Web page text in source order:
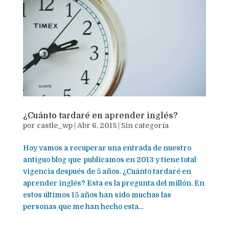
¿Cuánto tardaré en aprender inglés?
por castle_wp| Abr 6, 2018| Sin categoría
Hoy vamos a recuperar una entrada de nuestro
antiguo blog que publicamos en 2013 y tiene total
vigencia después de 5 años. ¿Cuánto tardaré en
aprender inglés? Esta es la pregunta del millón. En
estos últimos 15 años han sido muchas las
personas que me han hecho esta...